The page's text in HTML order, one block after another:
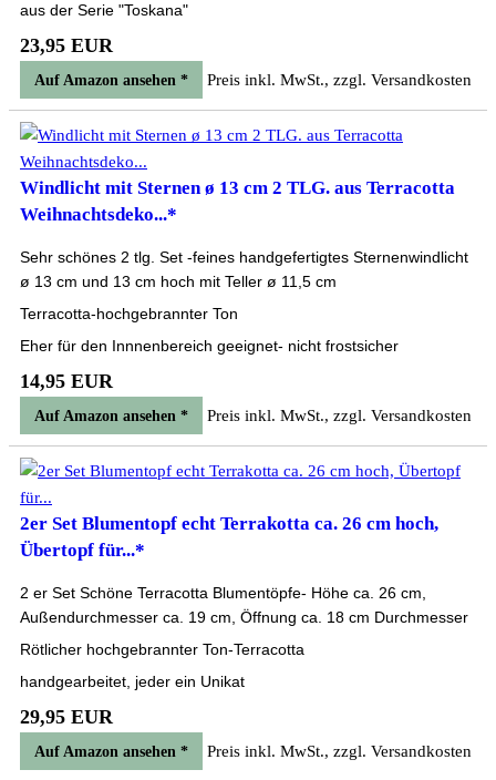
aus der Serie "Toskana"
23,95 EUR
Auf Amazon ansehen * Preis inkl. MwSt., zzgl. Versandkosten
Windlicht mit Sternen ø 13 cm 2 TLG. aus Terracotta
Weihnachtsdeko...*
Sehr schönes 2 tlg. Set -feines handgefertigtes Sternenwindlicht
ø 13 cm und 13 cm hoch mit Teller ø 11,5 cm
Terracotta-hochgebrannter Ton
Eher für den Innnenbereich geeignet- nicht frostsicher
14,95 EUR
Auf Amazon ansehen * Preis inkl. MwSt., zzgl. Versandkosten
2er Set Blumentopf echt Terrakotta ca. 26 cm hoch,
Übertopf für...*
2 er Set Schöne Terracotta Blumentöpfe- Höhe ca. 26 cm,
Außendurchmesser ca. 19 cm, Öffnung ca. 18 cm Durchmesser
Rötlicher hochgebrannter Ton-Terracotta
handgearbeitet, jeder ein Unikat
29,95 EUR
Auf Amazon ansehen * Preis inkl. MwSt., zzgl. Versandkosten